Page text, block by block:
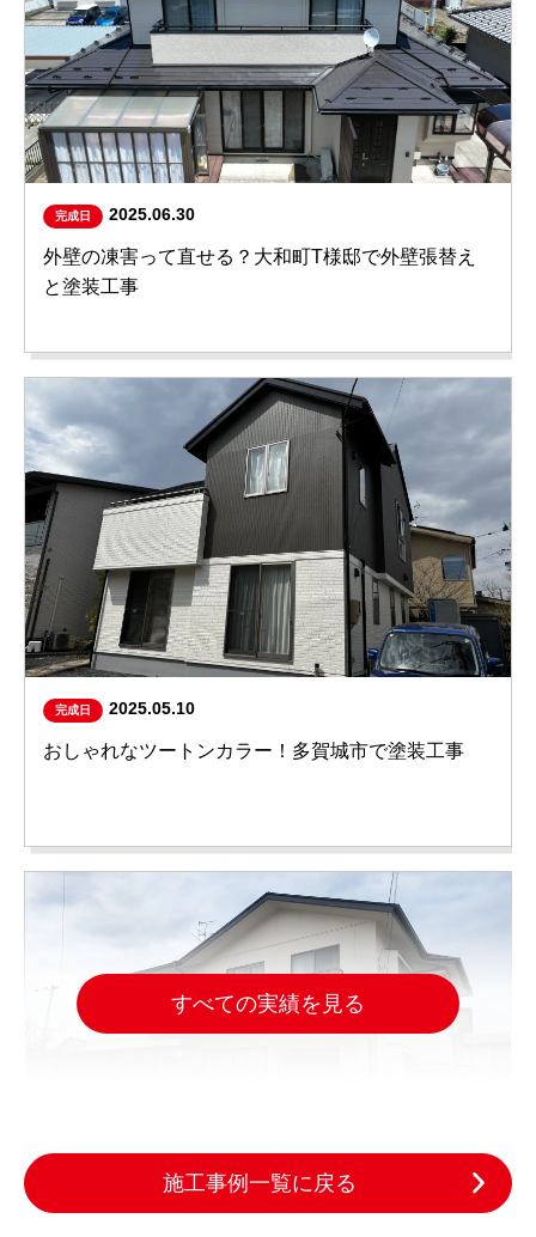
完成日 2025.06.30
外壁の凍害って直せる？大和町T様邸で外壁張替え
と塗装工事
完成日 2025.05.10
おしゃれなツートンカラー！多賀城市で塗装工事
すべての実績を見る
施工事例一覧に戻る